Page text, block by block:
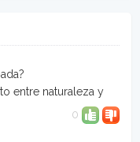
entre naturaleza y
0